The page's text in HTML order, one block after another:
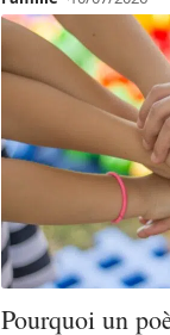
Pourquoi un